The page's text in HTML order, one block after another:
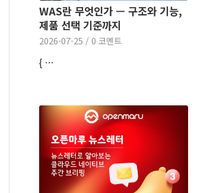
WAS란 무엇인가 — 구조와 기능,
제품 선택 기준까지
2026-07-25 / 0 코멘트
{ …